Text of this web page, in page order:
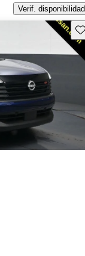
Verif. disponibilidad